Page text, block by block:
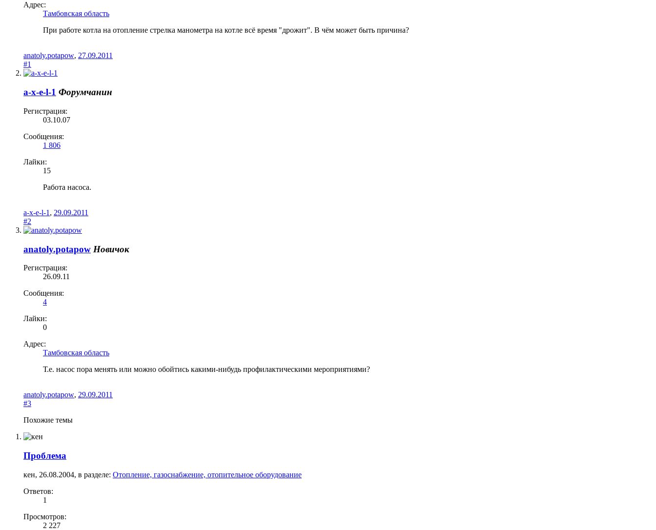
Адрес:
Тамбовская область
При работе котла на отопление стрелка манометра на котле всё время "дрожит". В чём может быть причина?
anatoly.potapow, 27.09.2011
#1
a-x-e-l-1 Форумчанин
Регистрация:
03.10.07
Сообщения:
1 806
Лайки:
15
Работа насоса.
a-x-e-l-1 , 29.09.2011
#2
anatoly.potapow Новичок
Регистрация:
26.09.11
Сообщения:
4
Лайки:
0
Адрес:
Тамбовская область
Т.е. насос пора менять или можно обойтись какими-нибудь профилактическими мероприятиями?
anatoly.potapow, 29.09.2011
#3
Похожие темы
Проблема
кен, 26.08.2004, в разделе: Отопление, газоснабжение, отопительное оборудование
Ответов:
1
Просмотров:
2 227